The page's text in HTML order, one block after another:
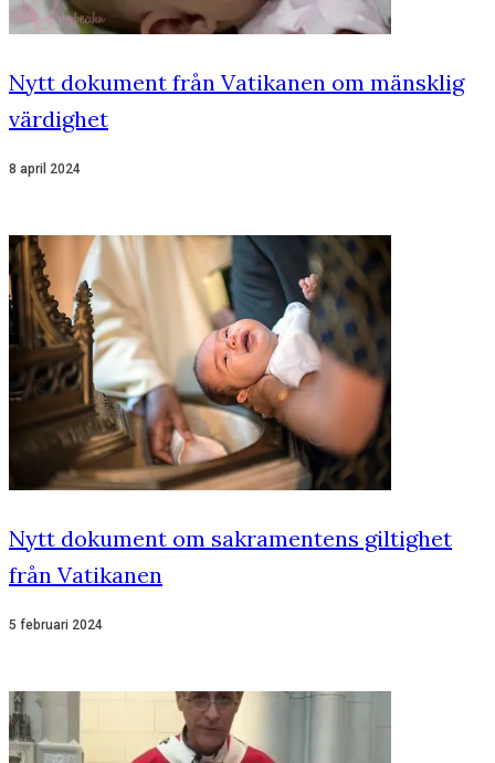
Nytt dokument från Vatikanen om mänsklig
värdighet
8 april 2024
Nytt dokument om sakramentens giltighet
från Vatikanen
5 februari 2024